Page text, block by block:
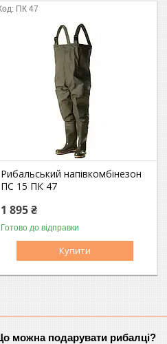
ПК 47
Рибальський напівкомбінезон
ПС 15 ПК 47
1 895 ₴
Готово до відправки
Купити
можна подарувати рибалці?